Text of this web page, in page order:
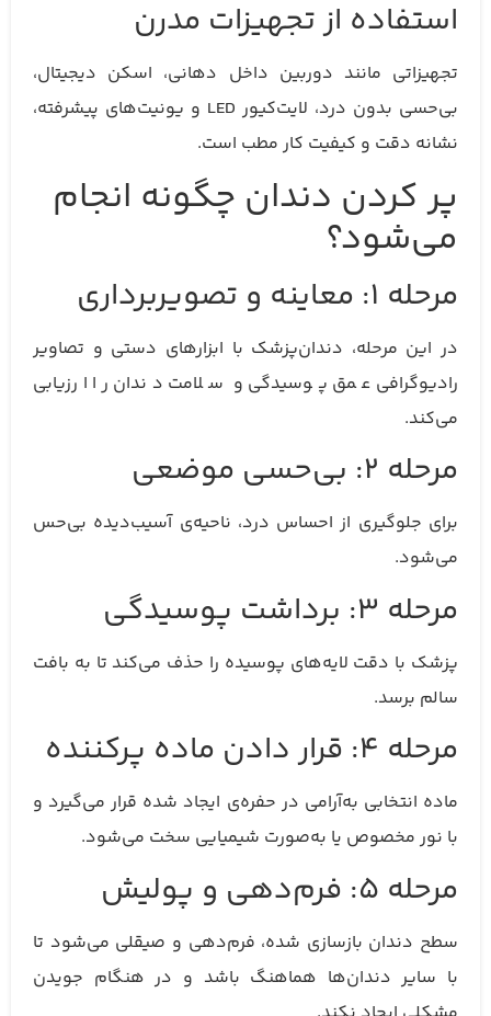
استفاده از تجهیزات مدرن
تجهیزاتی مانند دوربین داخل دهانی، اسکن دیجیتال،
بی‌حسی بدون درد، لایت‌کیور LED و یونیت‌های پیشرفته،
نشانه‌ دقت و کیفیت کار مطب است.
پر کردن دندان چگونه انجام
می‌شود؟
مرحله ۱: معاینه و تصویربرداری
در این مرحله، دندان‌پزشک با ابزارهای دستی و تصاویر
رادیوگرافی عمق پوسیدگی و سلامت دندان را ارزیابی
می‌کند.
مرحله ۲: بی‌حسی موضعی
برای جلوگیری از احساس درد، ناحیه‌ی آسیب‌دیده بی‌حس
می‌شود.
مرحله ۳: برداشت پوسیدگی
پزشک با دقت لایه‌های پوسیده را حذف می‌کند تا به بافت
سالم برسد.
مرحله ۴: قرار دادن ماده پرکننده
ماده انتخابی به‌آرامی در حفره‌ی ایجاد شده قرار می‌گیرد و
با نور مخصوص یا به‌صورت شیمیایی سخت می‌شود.
مرحله ۵: فرم‌دهی و پولیش
سطح دندان بازسازی شده، فرم‌دهی و صیقلی می‌شود تا
با سایر دندان‌ها هماهنگ باشد و در هنگام جویدن